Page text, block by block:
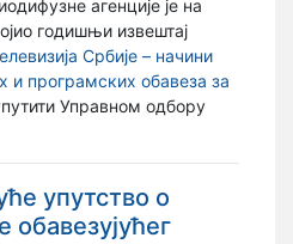
агенције је на
годишњи извештај
Србије – начини
и програмских обавеза за
Управном одбору
упутство о